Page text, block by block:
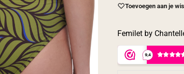
Toevoegen aan je
Femilet by